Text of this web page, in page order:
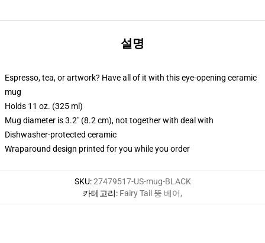
설명
Espresso, tea, or artwork? Have all of it with this eye-opening ceramic
mug
Holds 11 oz. (325 ml)
Mug diameter is 3.2" (8.2 cm), not together with deal with
Dishwasher-protected ceramic
Wraparound design printed for you while you order
SKU:27479517-US-mug-BLACK
카테고리: Fairy Tail 뚱 베어,